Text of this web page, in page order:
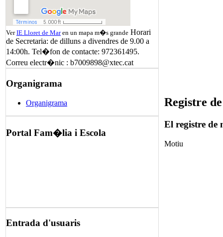
VerIE Lloret de Maren un mapa m�s grande Horari
de Secretaria: de dilluns a divendres de 9.00 a
14:00h. Tel�fon de contacte: 972361495.
Correu electr�nic : b7009898@xtec.cat
Organigrama
Organigrama
Portal Fam�lia i Escola
Entrada d'usuaris
Registre
El registre de
Motiu